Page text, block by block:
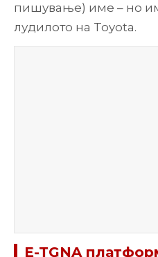
пишување) име – но
лудилото на Toyota.
E-TGNA